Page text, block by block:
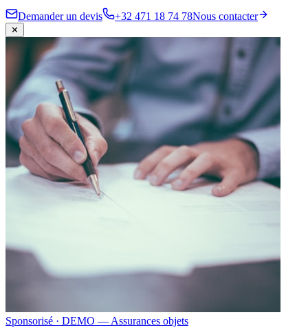
Demander un devis +32 471 18 74 78Nous contacter
✕
Sponsorisé · DEMO — Assurances objets